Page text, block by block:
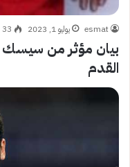
esmat يوليو 1, 2023 33
بيان مؤثر من سيسك
القدم